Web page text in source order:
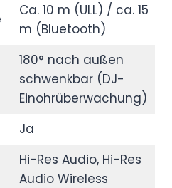
Ca. 10 m (ULL) / ca. 15
m (Bluetooth)
180° nach außen
schwenkbar (DJ-
Einohrüberwachung)
Ja
Hi-Res Audio, Hi-Res
Audio Wireless